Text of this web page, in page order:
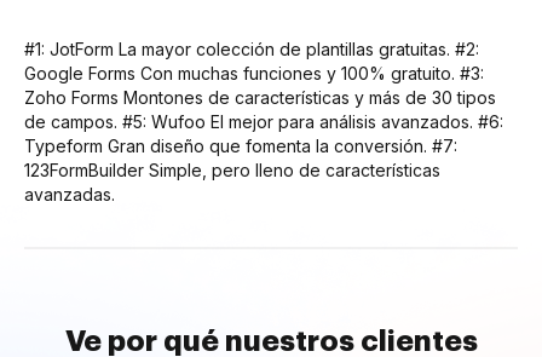
#1: JotForm La mayor colección de plantillas gratuitas. #2:
Google Forms Con muchas funciones y 100% gratuito. #3:
Zoho Forms Montones de características y más de 30 tipos
de campos. #5: Wufoo El mejor para análisis avanzados. #6:
Typeform Gran diseño que fomenta la conversión. #7:
123FormBuilder Simple, pero lleno de características
avanzadas.
Ve por qué nuestros clientes